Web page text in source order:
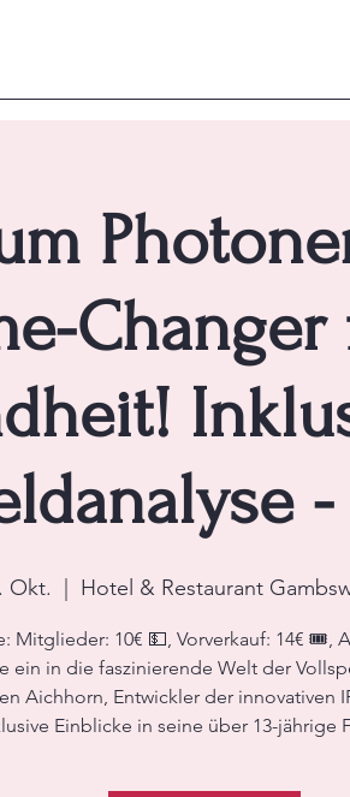
-
Okt. Hotel & Restaurant
Mitglieder: 10€ 💵, Vorverkauf: 14€ 🎟️,
ein in die faszinierende Welt der
Aichhorn, Entwickler der innovativen
Einblicke in seine über 13-jährige